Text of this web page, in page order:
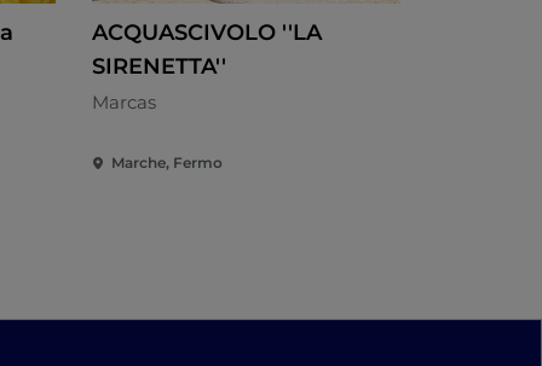
ACQUASCIVOLO ''LA
SIRENETTA''
Marcas
Marche, Fermo